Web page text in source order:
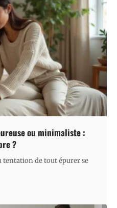
ou minimaliste :
?
tentation de tout épurer se